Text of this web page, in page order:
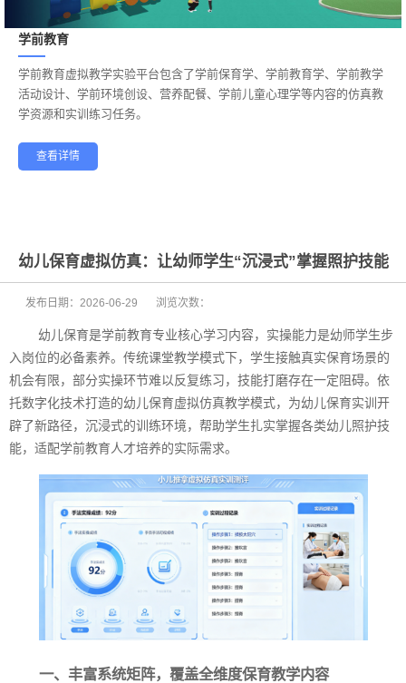
学前教育
——
学前教育虚拟教学实验平台包含了学前保育学、学前教育学、学前教学
活动设计、学前环境创设、营养配餐、学前儿童心理学等内容的仿真教
学资源和实训练习任务。
查看详情
健康养老 家政服务
幼儿保育虚拟仿真：让幼师学生“沉浸式”掌握照护技能
发布日期： 2026-06-29 浏览次数：
幼儿保育是学前教育专业核心学习内容，实操能力是幼师学生步
入岗位的必备素养。传统课堂教学模式下，学生接触真实保育场景的
机会有限，部分实操环节难以反复练习，技能打磨存在一定阻碍。依
托数字化技术打造的幼儿保育虚拟仿真教学模式，为幼儿保育实训开
辟了新路径，沉浸式的训练环境，帮助学生扎实掌握各类幼儿照护技
能，适配学前教育人才培养的实际需求。
一、丰富系统矩阵，覆盖全维度保育教学内容